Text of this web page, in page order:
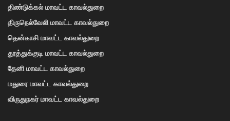
திண்டுக்கல் மாவட்ட காவல்துறை
திருநெல்வேலி மாவட்ட காவல்துறை
தென்காசி மாவட்ட காவல்துறை
தூத்துக்குடி மாவட்ட காவல்துறை
தேனி மாவட்ட காவல்துறை
மதுரை மாவட்ட காவல்துறை
விருதுநகர் மாவட்ட காவல்துறை